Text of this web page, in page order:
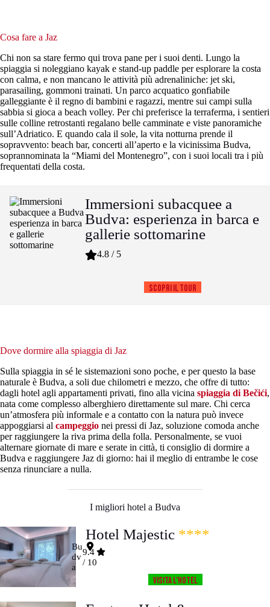
Cosa fare a Jaz
Chi non sa stare fermo qui trova pane per i suoi denti. Lungo la
spiaggia si noleggiano kayak e stand-up paddle per esplorare la costa
con calma, e non mancano le attività più adrenaliniche: jet ski,
parasailing, gommoni trainati. Un parco acquatico gonfiabile
galleggiante è il regno di bambini e ragazzi, mentre sui campi sulla
sabbia si gioca a beach volley. Per chi preferisce la terraferma, i sentieri
sulle colline retrostanti regalano belle camminate e viste panoramiche
sull’Adriatico. E quando cala il sole, la vita notturna prende il
sopravvento: beach bar, concerti all’aperto e la vicinissima Budva,
soprannominata la “Miami del Montenegro”, con i suoi locali tra i più
frequentati della costa.
Immersioni subacquee a
Budva: esperienza in barca e
gallerie sottomarine
4.8 / 5
Scopri il tour
Dove dormire alla spiaggia di Jaz
Sulla spiaggia in sé le sistemazioni sono poche, e per questo la base
naturale è Budva, a soli due chilometri e mezzo, che offre di tutto:
dagli hotel agli appartamenti privati, fino alla vicina spiaggia di Bečići,
nata come complesso alberghiero direttamente sul mare. Chi cerca
un’atmosfera più informale e a contatto con la natura può invece
appoggiarsi al campeggio nei pressi di Jaz, soluzione comoda anche
per raggiungere la riva prima della folla. Personalmente, se vuoi
alternare giornate di mare e serate in città, ti consiglio di dormire a
Budva e raggiungere Jaz di giorno: hai il meglio di entrambe le cose
senza rinunciare a nulla.
I migliori hotel a Budva
Hotel Majestic ****
Bu
dv
a
9.4
/ 10
Visita l’HOTEL